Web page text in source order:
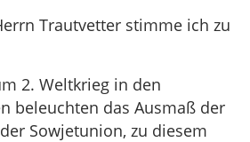
Trautvetter stimme ich zu
2. Weltkrieg in den
beleuchten das Ausmaß der
Sowjetunion, zu diesem